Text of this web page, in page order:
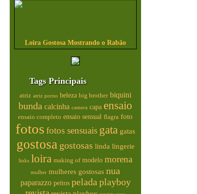
Loira Gostosa Mostrando o Rabão
Tags Principais
atriz atriz porno beleza big brother biquini
bunda calcinha camera capa ensaio
ensaio completo ensaio sensual flagra foto
fotosfotos sensuais gata gatas
gostosa gostosas linda lingerie
links loira making of modelo morena
mulher mulheres gostosas nua
paparazzo peitos pelada playboy